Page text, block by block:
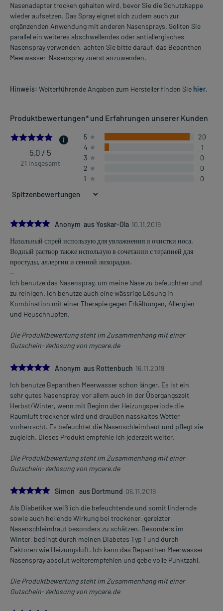
Nasenadapter trocken gehalten wird, bevor Sie die Schutzkappe
wieder aufsetzen. Das Spray eignet sich zudem auch zur
ergänzenden Anwendung mit anderen Nasensprays. Sollten Sie
parallel ein weiteres abschwellendes oder antiallergisches
Nasenspray verwenden, achten Sie bitte darauf, das Bepanthen
Meerwasser-Nasenspray zuerst anzuwenden.
Hinweis: Weiterführende Angaben zum Hersteller finden Sie hier.
Produktbewertungen* und Erfahrungen unserer Kunden
4.9523809523809526
5,0 / 5
21 insgesamt
5
20
4
1
3
0
2
0
1
0
5.0Anonym aus Yoskar-Ola 10.11.2019
Назальный спрей использую для увлажнения и очистки носа.
Водный раствор также использую в сочетании с терапией для
простуды, аллергии и сенной лихорадки.
--
Ich benutze das Nasenspray, um meine Nase zu befeuchten und
zu reinigen. Ich benutze auch eine wässrige Lösung in
Kombination mit einer Therapie gegen Erkältungen, Allergien
und Heuschnupfen.
Die Produktbewertung steht im Zusammenhang mit einer
Gutschein-Verlosung von mycare.de
5.0Anonym aus Rottenbuch 16.11.2019
Ich benutze Bepanthen Meerwasser schon länger. Es ist ein
sehr gutes Nasenspray, vor allem auch in der Übergangszeit
Herbst/Winter, wenn mit Beginn der Heizungsperiode die
Raumluft trockener wird und draußen nasskaltes Wetter
vorherrscht. Es befeuchtet die Nasenschleimhaut und pflegt sie
zugleich. Dieses Produkt empfehle ich jederzeit weiter.
Die Produktbewertung steht im Zusammenhang mit einer
Gutschein-Verlosung von mycare.de
5.0
Simon aus Dortmund 06.11.2019
Als Diabetiker weiß ich die befeuchtende und somit lindernde
sowie auch heilende Wirkung bei trockener, gereizter
Nasenschleimhaut besonders zu schätzen. Besonders im
Winter, bedingt durch meinen Diabetes Typ 1 und durch
Faktoren wie Heizungsluft. Ich kann das Bepanthen Meerwasser
Nasenspray absolut weiterempfehlen und gebe volle Punktzahl.
Die Produktbewertung steht im Zusammenhang mit einer
Gutschein-Verlosung von mycare.de